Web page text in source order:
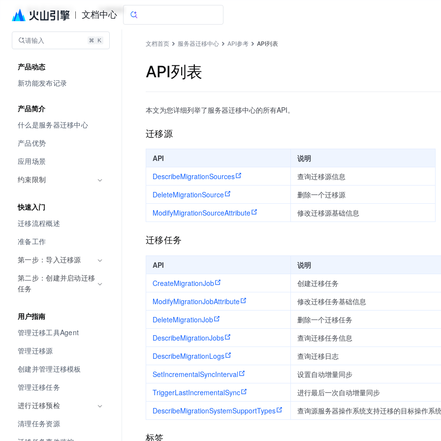
文档中心
服务器迁移中心 文档指南
请输入
产品动态
新功能发布记录
产品简介
什么是服务器迁移中心
产品优势
应用场景
约束限制
快速入门
迁移流程概述
准备工作
第一步：导入迁移源
第二步：创建并启动迁移
任务
用户指南
管理迁移工具Agent
管理迁移源
创建并管理迁移模板
管理迁移任务
进行迁移预检
清理任务资源
文档首页 服务器迁移中心 API参考 API列表
API列表
本文为您详细列举了服务器迁移中心的所有API。
迁移源
API
说明
DescribeMigrationSources
查询迁移源信息
DeleteMigrationSource
删除一个迁移源
ModifyMigrationSourceAttribute
修改迁移源基础信息
迁移任务
API
说明
CreateMigrationJob
创建迁移任务
ModifyMigrationJobAttribute
修改迁移任务基础信息
DeleteMigrationJob
删除一个迁移任务
DescribeMigrationJobs
查询迁移任务信息
DescribeMigrationLogs
查询迁移日志
SetIncrementalSyncInterval
设置自动增量同步
TriggerLastIncrementalSync
进行最后一次自动增量同步
DescribeMigrationSystemSupportTypes
查询源服务器操作系统支持迁移的目标操作系
标签